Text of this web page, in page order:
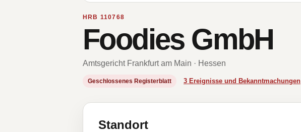
HRB 110768
Foodies GmbH
Amtsgericht Frankfurt am Main · Hessen
Geschlossenes Registerblatt 3 Ereignisse und Bekanntmachungen
Standort